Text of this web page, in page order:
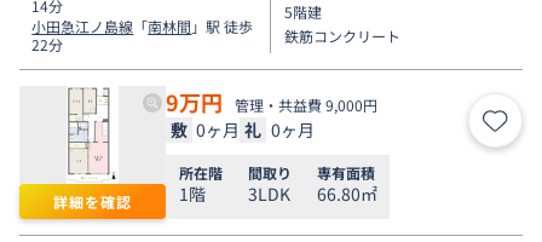
14分
小田急江ノ島線 「南林間 」駅 徒歩
22分
5階建
鉄筋コンクリート
詳細を確認
9万円 管理・共益費 9,000円
敷 0ヶ月 礼 0ヶ月 お気
所在階
1階
間取り
3LDK
専有面積
66.80㎡